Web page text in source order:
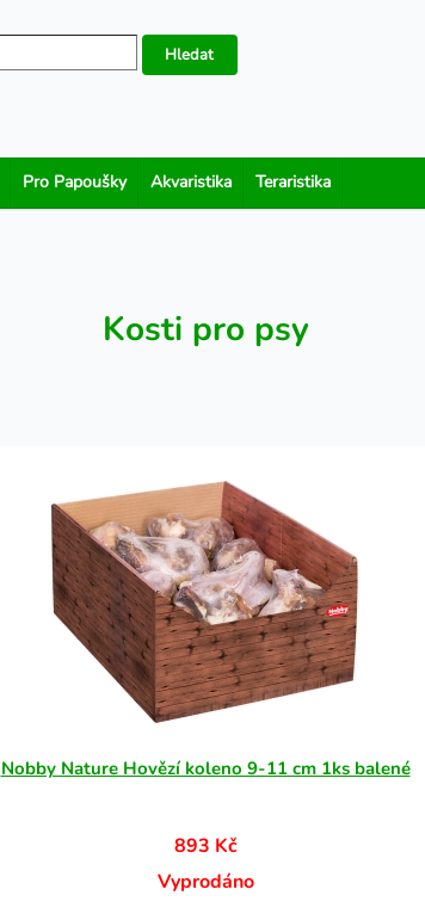
Hledat
Pro Papoušky Akvaristika Teraristika
Kosti pro psy
Nobby Nature Hovězí koleno 9-11 cm 1ks balené
893 Kč
Vyprodáno